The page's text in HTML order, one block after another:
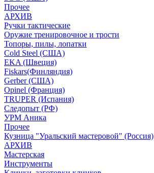
Прочее
АРХИВ
Ручки тактические
Оружие тренировочное и трости
Топоры, пилы, лопатки
Cold Steel (США)
EKA (Швеция)
Fiskars(Финляндия)
Gerber (США)
Opinel (Франция)
TRUPER (Испания)
Следопыт (РФ)
УРМ Аника
Прочее
Кузница "Уральский мастеровой" (Россия)
АРХИВ
Мастерская
Инструменты